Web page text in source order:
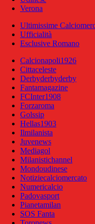
Verona
Ultimissime
Ufficialità
Esclusive Romano
Calcionapoli1926
Cittaceleste
Derbyderbyderby
Fantamagazine
FCInter1908
Forzaroma
Golssip
Hellas1903
Ilmilanista
Juvenews
Mediagol
Milanistichannel
Mondoudinese
Notiziecalciomercato
Numericalcio
Padovasport
Pianetamilan
SOS Fanta